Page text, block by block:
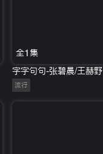
全1集
字字句句-张碧晨/王赫野
流行